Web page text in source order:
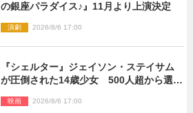
の銀座パラダイス♪』11月より上演決定
演劇 2026/8/6 17:00
『シェルター』ジェイソン・ステイサム
が圧倒された14歳少女 500人超から選出
とは
映画 2026/8/6 17:00